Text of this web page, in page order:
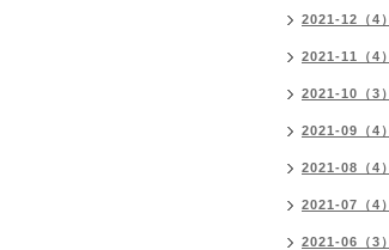
2021-12（4）
2021-11（4）
2021-10（3）
2021-09（4）
2021-08（4）
2021-07（4）
2021-06（3）